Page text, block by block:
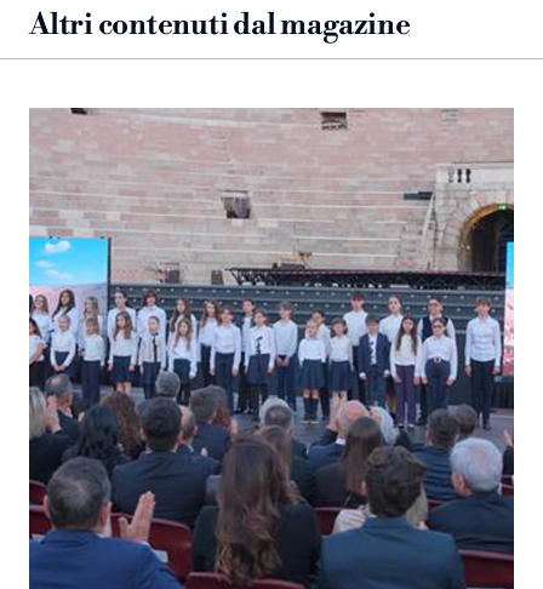
Altri contenuti dal magazine